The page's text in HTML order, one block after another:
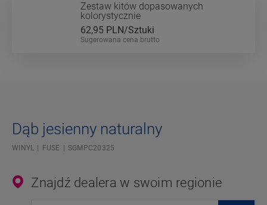
Zestaw kitów dopasowanych
kolorystycznie
62,95 PLN/Sztuki
Sugerowana cena brutto
Dąb jesienny naturalny
WINYL FUSE SGMPC20325
Znajdź dealera w swoim regionie